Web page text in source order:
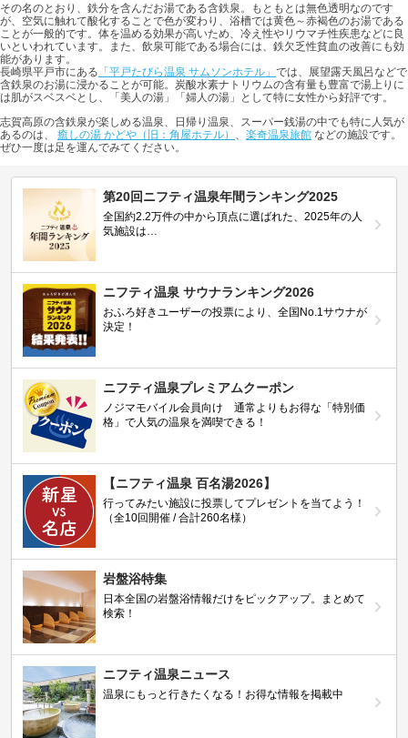
その名のとおり、鉄分を含んだお湯である含鉄泉。もともとは無色透明なのです
が、空気に触れて酸化することで色が変わり、浴槽では黄色～赤褐色のお湯である
ことが一般的です。体を温める効果が高いため、冷え性やリウマチ性疾患などに良
いといわれています。また、飲泉可能である場合には、鉄欠乏性貧血の改善にも効
能があります。
長崎県平戸市にある 「平戸たびら温泉 サムソンホテル」 では、展望露天風呂などで
含鉄泉のお湯に浸かることが可能。炭酸水素ナトリウムの含有量も豊富で湯上りに
は肌がスベスベとし、「美人の湯」「婦人の湯」として特に女性から好評です。
志賀高原の含鉄泉が楽しめる温泉、日帰り温泉、スーパー銭湯の中でも特に人気が
あるのは、 癒しの湯 かどや（旧：角屋ホテル） 楽奇温泉旅館 などの施設です。
ぜひ一度は足を運んでみてください。
第20回ニフティ温泉年間ランキング2025
全国約2.2万件の中から頂点に選ばれた、2025年の人
気施設は…
ニフティ温泉 サウナランキング2026
おふろ好きユーザーの投票により、全国No.1サウナが
決定！
ニフティ温泉プレミアムクーポン
ノジマモバイル会員向け 通常よりもお得な「特別価
格」で人気の温泉を満喫できる！
【ニフティ温泉 百名湯2026】
行ってみたい施設に投票してプレゼントを当てよう！
（全10回開催 / 合計260名様）
岩盤浴特集
日本全国の岩盤浴情報だけをピックアップ。まとめて
検索！
ニフティ温泉ニュース
温泉にもっと行きたくなる！お得な情報を掲載中